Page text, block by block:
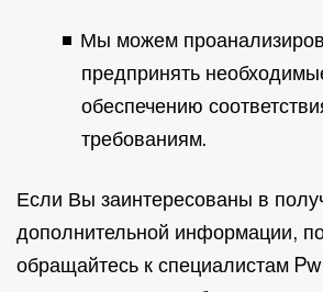
Мы можем
предпринять
обеспечению
требованиям.
Если Вы заинтересованы в
дополнительной информации,
обращайтесь к специалистам